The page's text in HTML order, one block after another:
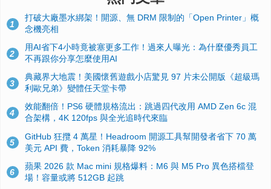
1
打破大廠墨水綁架！開源、無 DRM 限制的「Open Printer」概
念機亮相
2
用AI省下4小時竟被塞更多工作！過來人曝光：為什麼優秀員工
不再跟你分享怎麼使用AI
3
典藏界大地震！美國懷舊遊戲小店驚見 97 片未公開版《超級瑪
利歐兄弟》變體任天堂卡帶
4
效能翻倍！PS6 硬體規格流出：跳過四代改用 AMD Zen 6c 混
合架構，4K 120fps 與全光追時代來臨
5
GitHub 狂攬 4 萬星！Headroom 開源工具幫開發者省下 70 萬
美元 API 費，Token 消耗暴降 92%
6
蘋果 2026 款 Mac mini 規格爆料：M6 與 M5 Pro 異色搭檔登
場！容量或將 512GB 起跳